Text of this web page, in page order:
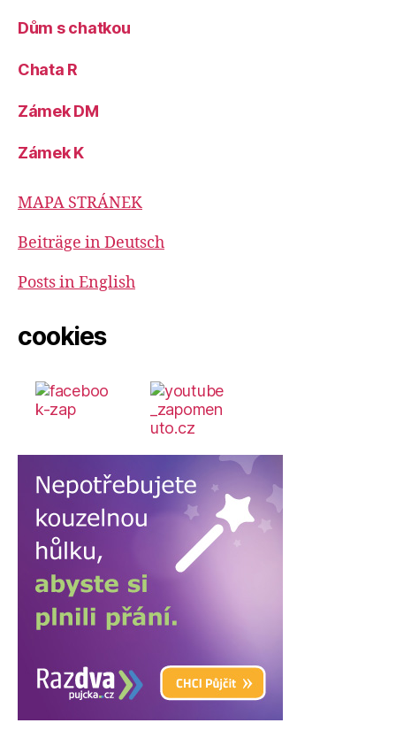
Dům s chatkou
Chata R
Zámek DM
Zámek K
MAPA STRÁNEK
Beiträge in Deutsch
Posts in English
cookies